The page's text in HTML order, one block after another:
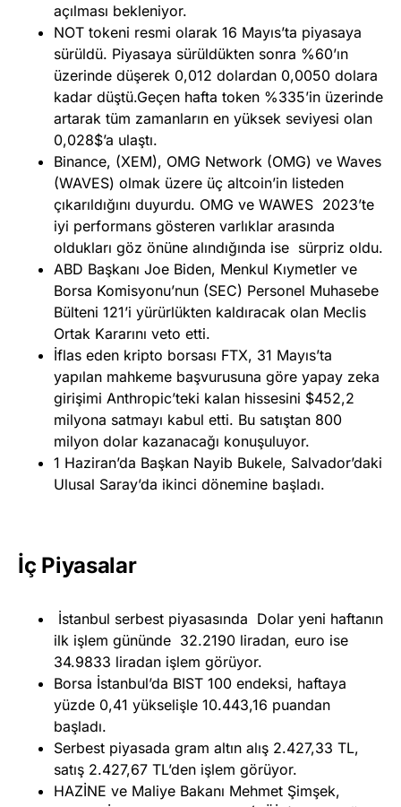
açılması bekleniyor.
NOT tokeni resmi olarak 16 Mayıs’ta piyasaya
sürüldü. Piyasaya sürüldükten sonra %60’ın
üzerinde düşerek 0,012 dolardan 0,0050 dolara
kadar düştü.Geçen hafta token %335’in üzerinde
artarak tüm zamanların en yüksek seviyesi olan
0,028$’a ulaştı.
Binance, (XEM), OMG Network (OMG) ve Waves
(WAVES) olmak üzere üç altcoin’in listeden
çıkarıldığını duyurdu. OMG ve WAWES 2023’te
iyi performans gösteren varlıklar arasında
oldukları göz önüne alındığında ise sürpriz oldu.
ABD Başkanı Joe Biden, Menkul Kıymetler ve
Borsa Komisyonu’nun (SEC) Personel Muhasebe
Bülteni 121’i yürürlükten kaldıracak olan Meclis
Ortak Kararını veto etti.
İflas eden kripto borsası FTX, 31 Mayıs’ta
yapılan mahkeme başvurusuna göre yapay zeka
girişimi Anthropic’teki kalan hissesini $452,2
milyona satmayı kabul etti. Bu satıştan 800
milyon dolar kazanacağı konuşuluyor.
1 Haziran’da Başkan Nayib Bukele, Salvador’daki
Ulusal Saray’da ikinci dönemine başladı.
İç Piyasalar
İstanbul serbest piyasasında Dolar yeni haftanın
ilk işlem gününde 32.2190 liradan, euro ise
34.9833 liradan işlem görüyor.
Borsa İstanbul’da BIST 100 endeksi, haftaya
yüzde 0,41 yükselişle 10.443,16 puandan
başladı.
Serbest piyasada gram altın alış 2.427,33 TL,
satış 2.427,67 TL’den işlem görüyor.
HAZİNE ve Maliye Bakanı Mehmet Şimşek,